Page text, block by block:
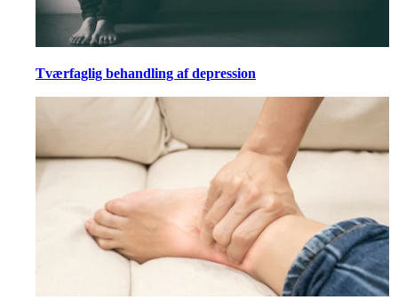
Tværfaglig behandling af depression